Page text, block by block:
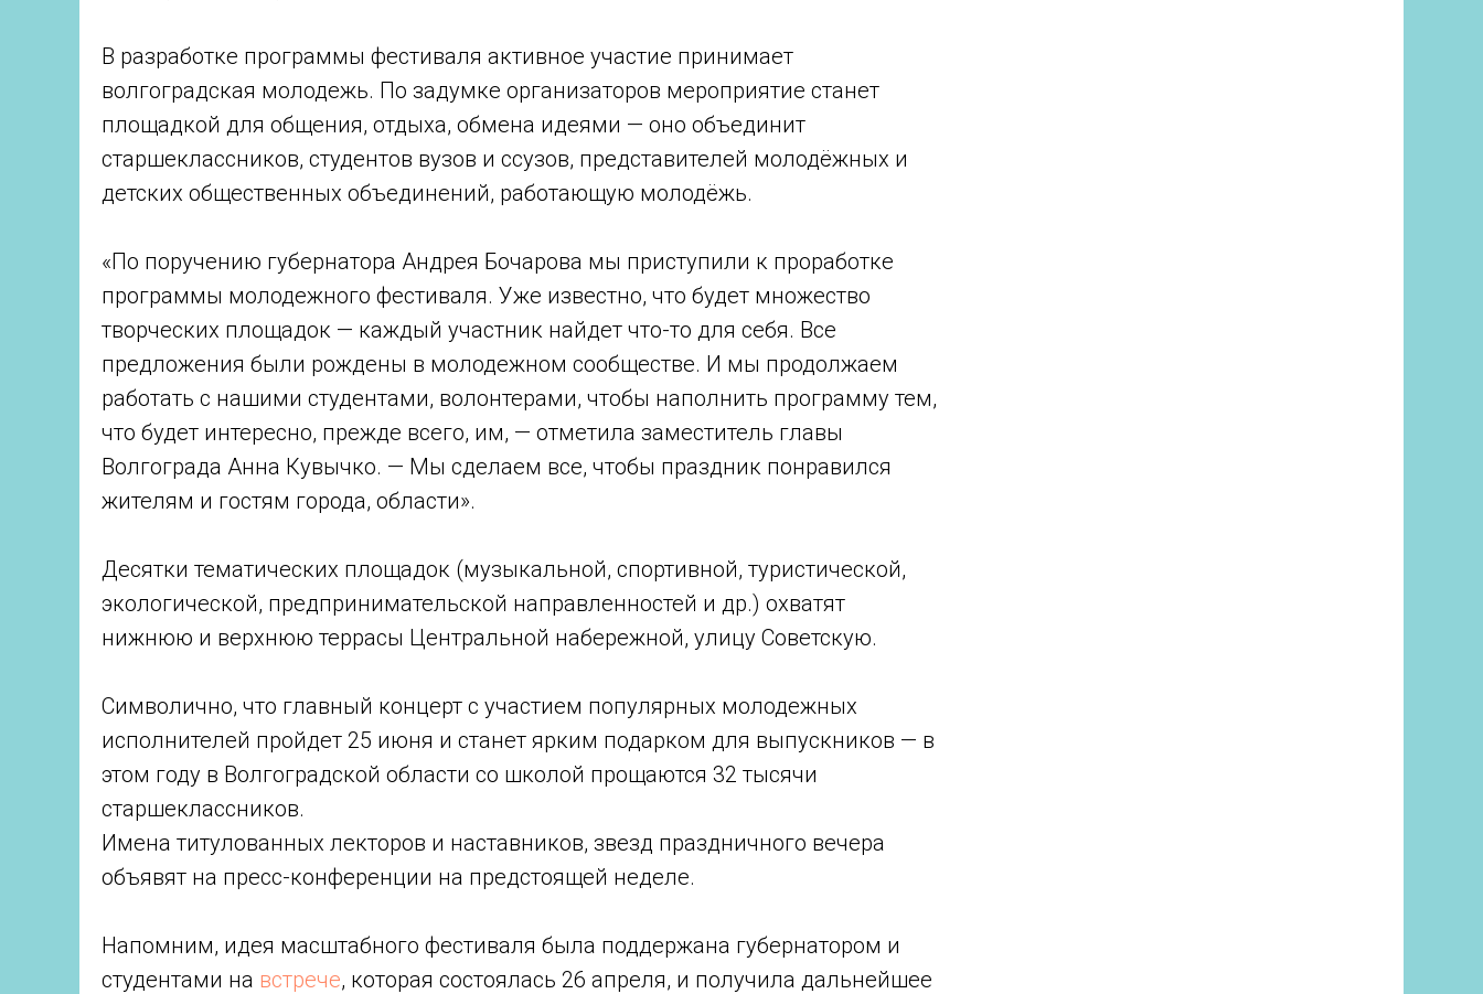
В разработке программы фестиваля активное участие принимает
волгоградская молодежь. По задумке организаторов мероприятие станет
площадкой для общения, отдыха, обмена идеями — оно объединит
старшеклассников, студентов вузов и ссузов, представителей молодёжных и
детских общественных объединений, работающую молодёжь.
«По поручению губернатора Андрея Бочарова мы приступили к проработке
программы молодежного фестиваля. Уже известно, что будет множество
творческих площадок — каждый участник найдет что-то для себя. Все
предложения были рождены в молодежном сообществе. И мы продолжаем
работать с нашими студентами, волонтерами, чтобы наполнить программу тем,
что будет интересно, прежде всего, им, — отметила заместитель главы
Волгограда Анна Кувычко. — Мы сделаем все, чтобы праздник понравился
жителям и гостям города, области».
Десятки тематических площадок (музыкальной, спортивной, туристической,
экологической, предпринимательской направленностей и др.) охватят
нижнюю и верхнюю террасы Центральной набережной, улицу Советскую.
Символично, что главный концерт с участием популярных молодежных
исполнителей пройдет 25 июня и станет ярким подарком для выпускников — в
этом году в Волгоградской области со школой прощаются 32 тысячи
старшеклассников.
Имена титулованных лекторов и наставников, звезд праздничного вечера
объявят на пресс-конференции на предстоящей неделе.
Напомним, идея масштабного фестиваля была поддержана губернатором и
студентами на встрече, которая состоялась 26 апреля, и получила дальнейшее